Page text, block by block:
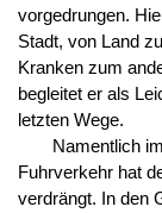
vorgedrungen.
Stadt, von Land
Kranken zum
begleitet er als
letzten Wege.
Namentlich im
Fuhrverkehr hat
verdrängt. In den